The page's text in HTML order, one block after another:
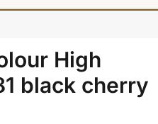
High
black cherry